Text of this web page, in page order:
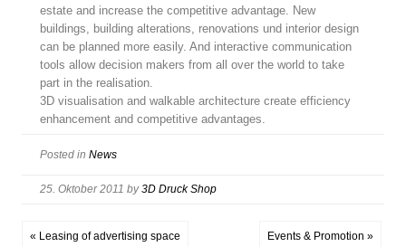
estate and increase the competitive advantage. New
buildings, building alterations, renovations und interior design
can be planned more easily. And interactive communication
tools allow decision makers from all over the world to take
part in the realisation.
3D visualisation and walkable architecture create efficiency
enhancement and competitive advantages.
Posted in News
25. Oktober 2011 by3D Druck Shop
« Leasing of advertising space Events & Promotion »